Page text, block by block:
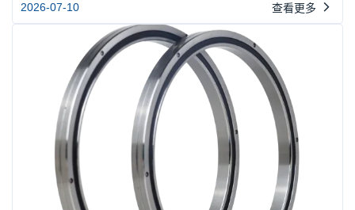
都会导致振动、噪音或过早磨损。本文将从原理和实操两个层
面，系统讲解交叉滚子轴承间隙调整的核心技巧，帮助您建立一
套可靠且可复用的调整方案。博盈轴承在多年技术积累中，已为
众多精密设备制造商提供过针对性的间隙优化服务，这些经验将
贯穿全文。...
2026-07-10 查看更多